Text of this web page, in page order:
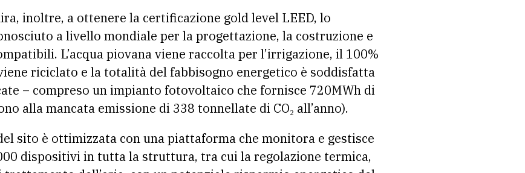
inoltre, a ottenere la certificazione gold level LEED, lo
a livello mondiale per la progettazione, la costruzione e
L’acqua piovana viene raccolta per l’irrigazione, il 100%
riciclato e la totalità del fabbisogno energetico è soddisfatta
– compreso un impianto fotovoltaico che fornisce 720MWh di
alla mancata emissione di 338 tonnellate di CO₂ all’anno).
sito è ottimizzata con una piattaforma che monitora e gestisce
dispositivi in tutta la struttura, tra cui la regolazione termica,